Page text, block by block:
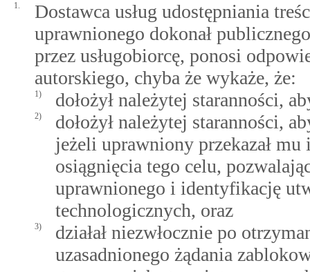
1.
Dostawca usług udostępniania
uprawnionego dokonał
przez usługobiorcę, ponosi
autorskiego, chyba że wykaże, że:
1) dołożył należytej staranności,
2)
dołożył należytej staranności,
jeżeli uprawniony przekazał
osiągnięcia tego celu,
uprawnionego i identyfikację
technologicznych, oraz
3)
działał niezwłocznie po
uzasadnionego żądania